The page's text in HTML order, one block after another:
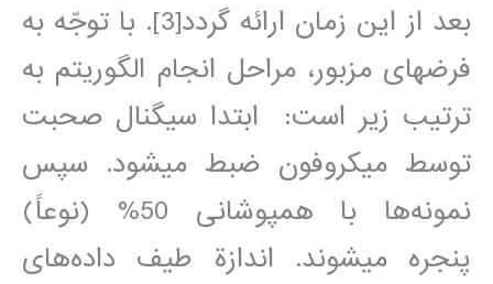
بعد از اين زمان ارائه گردد[3]. با توجّه به
فرضهای مزبور، مراحل انجام الگوريتم به
ترتيب زير است: ابتدا سيگنال صحبت
توسط ميکروفون ضبط مي‎شود. سپس
نمونه‌ها با همپوشانی 50% (نوعاً)
پنجره مي‎شوند. اندازة طيف داده‌های